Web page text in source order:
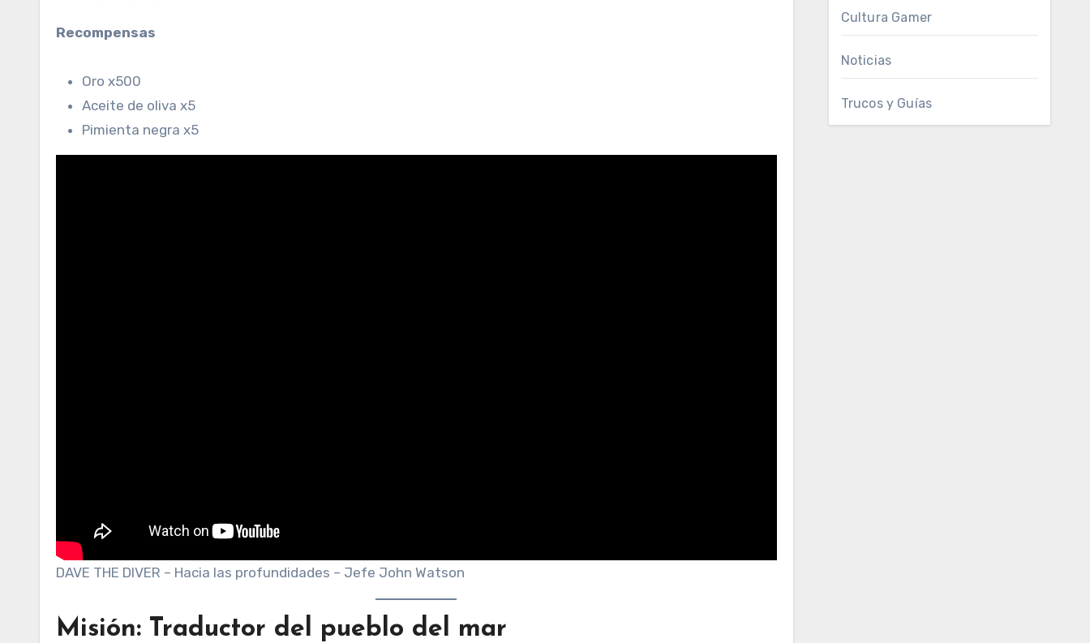
Recompensas
Oro x500
Aceite de oliva x5
Pimienta negra x5
DAVE THE DIVER – Hacia las profundidades – Jefe John Watson
Misión: Traductor del pueblo del mar
Cultura Gamer
Noticias
Trucos y Guías